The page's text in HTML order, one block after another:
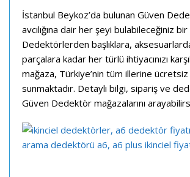
İstanbul Beykoz’da bulunan Güven
avcılığına dair her şeyi bulabileceğiniz bir
Dedektörlerden başlıklara,
parçalara kadar her türlü ihtiyacınızı
mağaza, Türkiye’nin tüm illerine ücretsiz
sunmaktadır. Detaylı bilgi, sipariş ve
Güven Dedektör mağazalarını